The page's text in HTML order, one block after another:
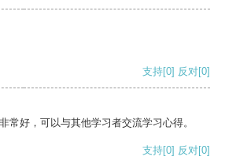
支持[0] 反对[0]
常好，可以与其他学习者交流学习心得。
支持[0] 反对[0]